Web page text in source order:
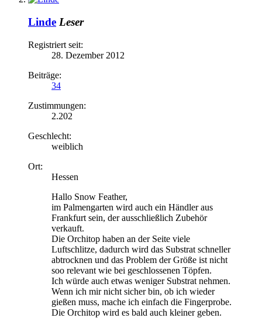
Linde Leser
Registriert seit:
28. Dezember 2012
Beiträge:
34
Zustimmungen:
2.202
Geschlecht:
weiblich
Ort:
Hessen
Hallo Snow Feather,
im Palmengarten wird auch ein Händler aus
Frankfurt sein, der ausschließlich Zubehör
verkauft.
Die Orchitop haben an der Seite viele
Luftschlitze, dadurch wird das Substrat schneller
abtrocknen und das Problem der Größe ist nicht
soo relevant wie bei geschlossenen Töpfen.
Ich würde auch etwas weniger Substrat nehmen.
Wenn ich mir nicht sicher bin, ob ich wieder
gießen muss, mache ich einfach die Fingerprobe.
Die Orchitop wird es bald auch kleiner geben.